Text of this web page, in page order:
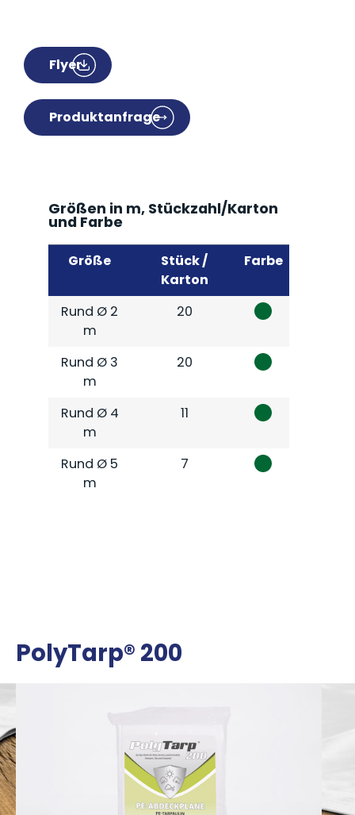
Flyer
Produktanfrage
Größen in m, Stückzahl/Karton
und Farbe
Größe
Stück /
Karton
Farbe
Rund Ø 2
m
20
Rund Ø 3
m
20
Rund Ø 4
m
11
Rund Ø 5
m
7
PolyTarp® 200